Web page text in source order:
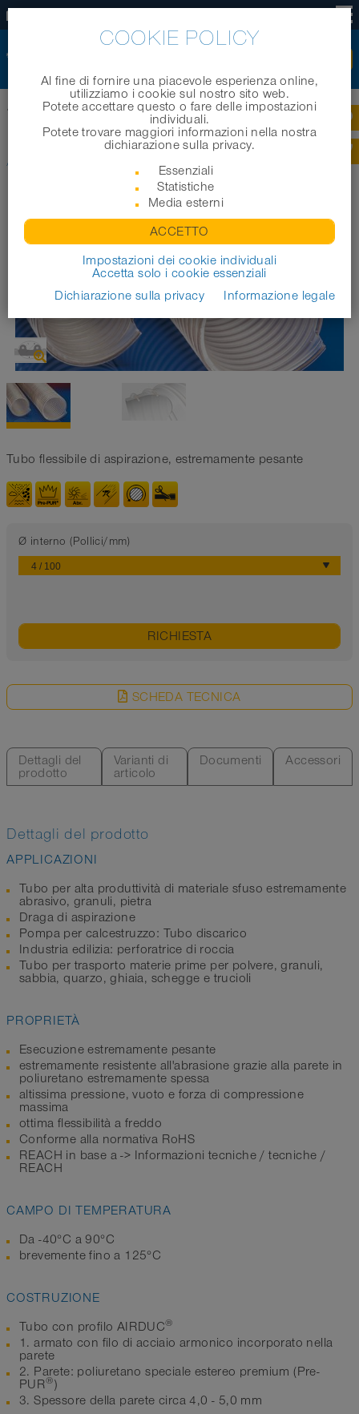
Home | Prodotti | Tubi industriali | AIRDUC®PUR 357 VAC-TRUCK
AIRDUC PUR 357 VAC-TRUCK
Tubo flessibile di aspirazione, estremamente pesante
Ø interno (Pollici/mm)
RICHIESTA
SCHEDA TECNICA
Dettagli del
prodotto
Varianti di
articolo
Documenti Accessori
Dettagli del prodotto
APPLICAZIONI
Tubo per alta produttività di materiale sfuso estremamente
abrasivo, granuli, pietra
Draga di aspirazione
Pompa per calcestruzzo: Tubo discarico
Industria edilizia: perforatrice di roccia
Tubo per trasporto materie prime per polvere, granuli,
sabbia, quarzo, ghiaia, schegge e trucioli
PROPRIETÀ
Esecuzione estremamente pesante
estremamente resistente all'abrasione grazie alla parete in
poliuretano estremamente spessa
altissima pressione, vuoto e forza di compressione
massima
ottima flessibilità a freddo
Conforme alla normativa RoHS
REACH in base a -> Informazioni tecniche / tecniche /
REACH
CAMPO DI TEMPERATURA
Da -40°C a 90°C
brevemente fino a 125°C
COSTRUZIONE
Tubo con profilo AIRDUC®
1. armato con filo di acciaio armonico incorporato nella
parete
2. Parete: poliuretano speciale estereo premium (Pre-
PUR®)
3. Spessore della parete circa 4,0 - 5,0 mm
COOKIE POLICY
Al fine di fornire una piacevole esperienza online,
utilizziamo i cookie sul nostro sito web.
Potete accettare questo o fare delle impostazioni
individuali.
Potete trovare maggiori informazioni nella nostra
dichiarazione sulla privacy.
Essenziali
Statistiche
Media esterni
ACCETTO
Impostazioni dei cookie individuali
Accetta solo i cookie essenziali
Dichiarazione sulla privacy
Informazione legale